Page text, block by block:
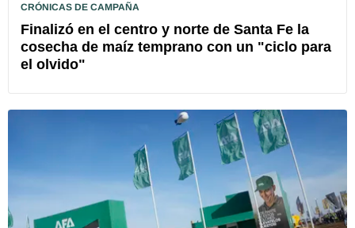
CRÓNICAS DE CAMPAÑA
Finalizó en el centro y norte de Santa Fe la
cosecha de maíz temprano con un "ciclo para
el olvido"